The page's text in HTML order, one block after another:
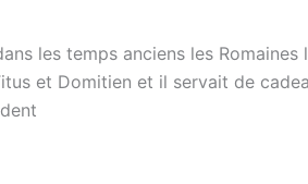
les temps anciens les
et Domitien et il servait de